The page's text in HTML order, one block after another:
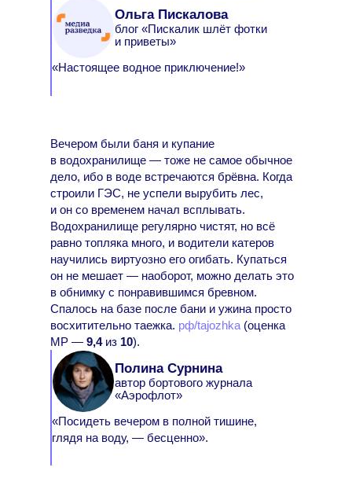
Ольга Пискалова
блог «Пискалик шлёт фотки
и приветы»
«Настоящее водное приключение!»
Вечером были баня и купание
в водохранилище — тоже не самое обычное
дело, ибо в воде встречаются брёвна. Когда
строили ГЭС, не успели вырубить лес,
и он со временем начал всплывать.
Водохранилище регулярно чистят, но всё
равно топляка много, и водители катеров
научились виртуозно его огибать. Купаться
он не мешает — наоборот, можно делать это
в обнимку с понравившимся бревном.
Спалось на базе после бани и ужина просто
восхитительно таежка. рф/tajozhka (оценка
МР — 9,4из 10).
Полина Сурнина
автор бортового журнала
«Аэрофлот»
«Посидеть вечером в полной тишине,
глядя на воду, — бесценно».